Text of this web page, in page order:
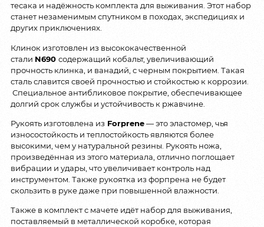
тесака и надёжность комплекта для выживания. Этот набор
станет незаменимым спутником в походах, экспедициях и
других приключениях.
Клинок изготовлен из высококачественной
стали N690 содержащий кобальт, увеличивающий
прочность клинка, и ванадий, с черным покрытием. Такая
сталь славится своей прочностью и стойкостью к коррозии.
Специальное антибликовое покрытие, обеспечивающее
долгий срок службы и устойчивость к ржавчине.
Рукоять изготовлена из Forprene— это эластомер, чья
износостойкость и теплостойкость являются более
высокими, чем у натуральной резины. Рукоять ножа,
произведённая из этого материала, отлично поглощает
вибрации и удары, что увеличивает контроль над
инструментом. Также рукоятка из форпрена не будет
скользить в руке даже при повышенной влажности.
Также в комплект с мачете идёт набор для выживания,
поставляемый в металлической коробке, которая